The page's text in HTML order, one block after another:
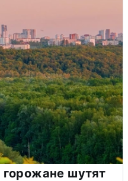
шутят